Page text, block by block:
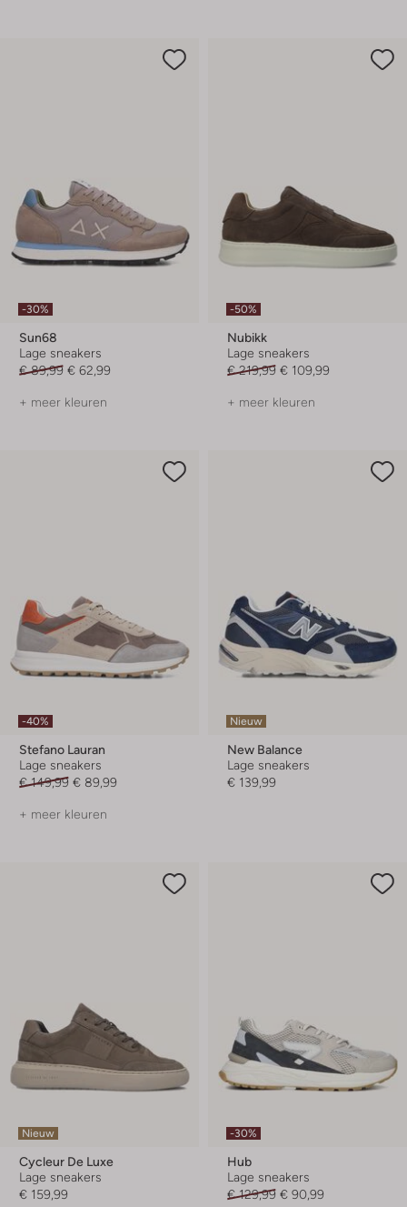
-30%
Sun68
Lage sneakers
€ 89,99 € 62,99
+ meer kleuren
-50%
Nubikk
Lage sneakers
€ 219,99 € 109,99
+ meer kleuren
-40%
Stefano Lauran
Lage sneakers
€ 149,99 € 89,99
+ meer kleuren
Nieuw
New Balance
Lage sneakers
€ 139,99
Nieuw
Cycleur De Luxe
Lage sneakers
€ 159,99
-30%
Hub
Lage sneakers
€ 129,99 € 90,99